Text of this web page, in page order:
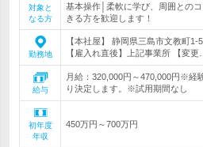
対象と
なる方
基本操作│柔軟に学び、周囲との
きる方を歓迎します！
勤務地
【本社屋】 静岡県三島市文教町
【雇入れ直後】上記事業所 【変更…
給与
月給：320,000円～470,000円※経
り決定します。※試用期間なし
初年度
年収
450万円～700万円